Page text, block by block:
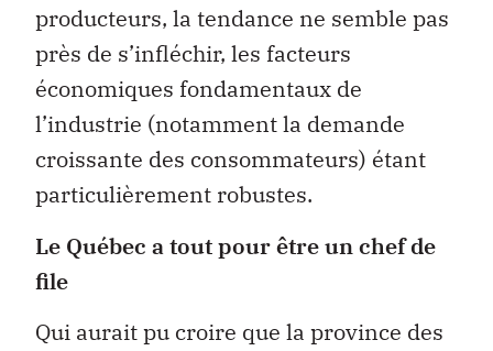
producteurs, la tendance ne semble pas
près de s’infléchir, les facteurs
économiques fondamentaux de
l’industrie (notamment la demande
croissante des consommateurs) étant
particulièrement robustes.
Le Québec a tout pour être un chef de
file
Qui aurait pu croire que la province des